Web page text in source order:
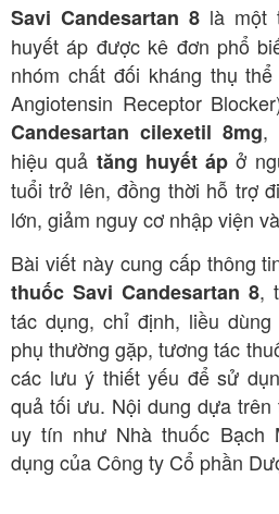
Savi Candesartan 8 là một
huyết áp được kê đơn phổ
nhóm chất đối kháng thụ
Angiotensin Receptor
Candesartan cilexetil 8mg,
hiệu quả tăng huyết áp ở
tuổi trở lên, đồng thời hỗ trợ
lớn, giảm nguy cơ nhập viện
Bài viết này cung cấp thông
thuốc Savi Candesartan 8,
tác dụng, chỉ định, liều
phụ thường gặp, tương tác
các lưu ý thiết yếu để sử
quả tối ưu. Nội dung dựa
uy tín như Nhà thuốc Bạch
dụng của Công ty Cổ phần